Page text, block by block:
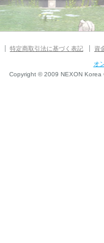
特定商取引法に基づく表記 資
オ
Copyright © 2009 NEXON Korea